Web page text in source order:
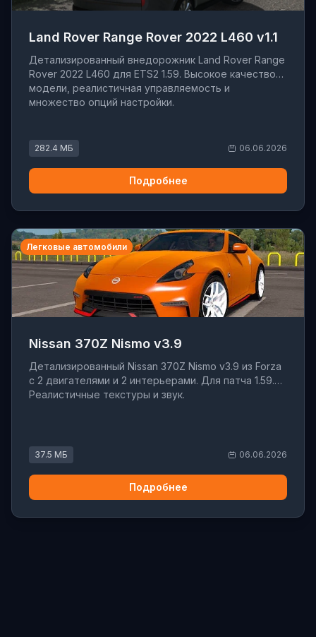
Land Rover Range Rover 2022 L460 v1.1
Детализированный внедорожник Land Rover Range
Rover 2022 L460 для ETS2 1.59. Высокое качество
модели, реалистичная управляемость и
множество опций настройки.
282.4 МБ 06.06.2026
Подробнее
Легковые автомобили
Nissan 370Z Nismo v3.9
Детализированный Nissan 370Z Nismo v3.9 из Forza
с 2 двигателями и 2 интерьерами. Для патча 1.59.
Реалистичные текстуры и звук.
37.5 МБ 06.06.2026
Подробнее